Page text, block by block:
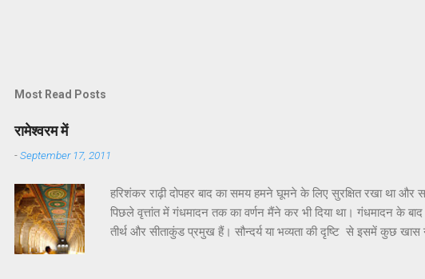
की क्या ज़रूरत थी! वही रहने दिया होता. हमारे ऋषि-मुनियों ने बार-बार विषय वासना से बचने का
Most Read Posts
रामेश्वरम में
-September 17, 2011
हरिशंकर राढ़ी दोपहर बाद का समय हमने घूमने के लिए सुरक्षित रखा था
पिछले वृत्तांत में गंधमादन तक का वर्णन मैंने कर भी दिया था। गंधमादन के
तीर्थ और सीताकुंड प्रमुख हैं। सौन्दर्य या भव्यता की दृष्टि से इसमें कुछ खास
सेतु को दिखाने के लिए और अपने आराध्य भगवान शिव के प्रति कृतज्ञता